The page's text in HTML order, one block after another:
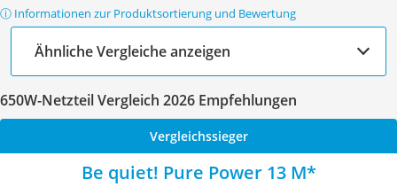
ⓘ Informationen zur Produktsortierung und Bewertung
Ähnliche Vergleiche anzeigen
650W-Netzteil Vergleich 2026 Empfehlungen
Vergleichssieger
Be quiet! Pure Power 13 M